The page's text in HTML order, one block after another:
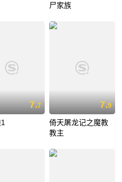
尸家族
7.7 7.9
倚天屠龙记之魔教
教主